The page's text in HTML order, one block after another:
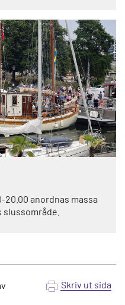
balans.
20.00 anordnas massa
Skriv ut sida